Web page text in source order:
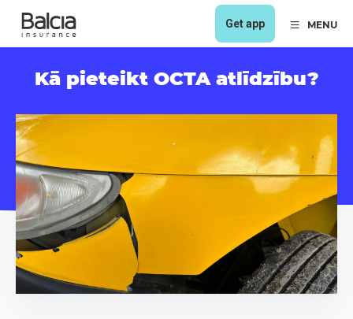
Get app MENU
Kā pieteikt OCTA atlīdzību?